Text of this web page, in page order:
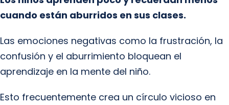
cuando están aburridos en sus clases.
Las emociones negativas como la frustración, la
confusión y el aburrimiento bloquean el
aprendizaje en la mente del niño.
Esto frecuentemente crea un círculo vicioso en